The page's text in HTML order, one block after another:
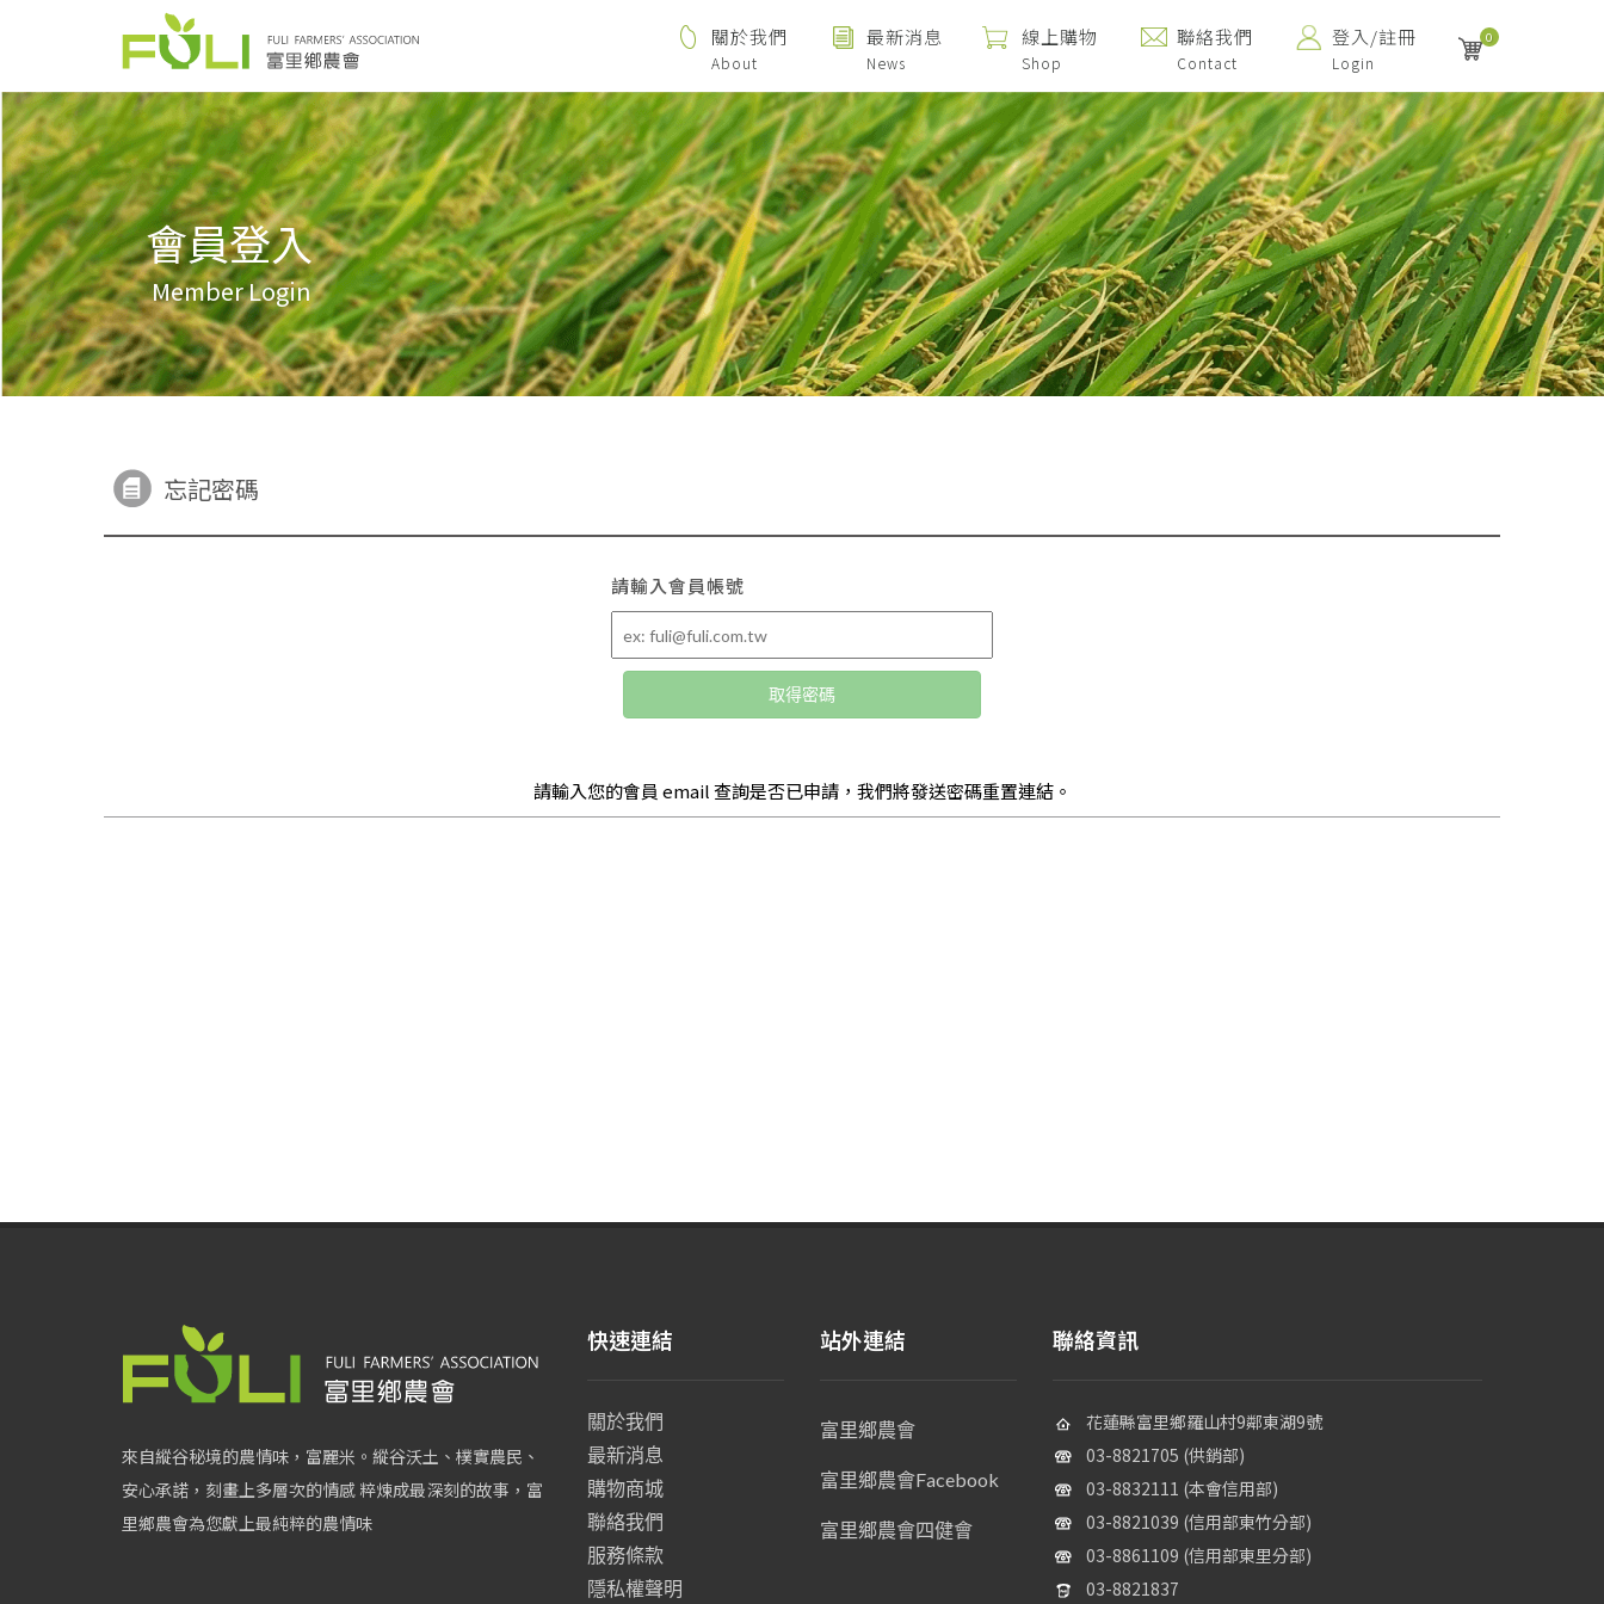
關於我們
About
最新消息
News
線上購物
Shop
聯絡我們
Contact
登入/註冊
Login
0
會員登入
Member Login
忘記密碼
請輸入會員帳號
取得密碼
請輸入您的會員 email 查詢是否已申請，我們將發送密碼重置連結。
來自縱谷秘境的農情味，富麗米。縱谷沃土、樸實農民、
安心承諾，刻畫上多層次的情感 粹煉成最深刻的故事，富
里鄉農會為您獻上最純粹的農情味
快速連結
關於我們
最新消息
購物商城
聯絡我們
服務條款
隱私權聲明
站外連結
富里鄉農會
富里鄉農會Facebook
富里鄉農會四健會
聯絡資訊
花蓮縣富里鄉羅山村9鄰東湖9號
03-8821705 (供銷部)
03-8832111 (本會信用部)
03-8821039 (信用部東竹分部)
03-8861109 (信用部東里分部)
03-8821837